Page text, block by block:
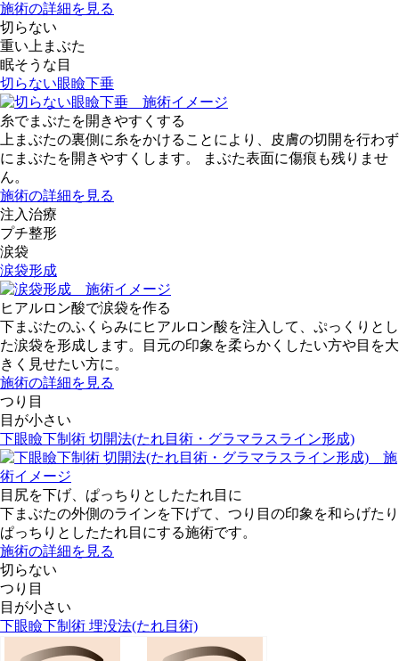
施術の詳細を見る
切らない
重い上まぶた
眠そうな目
切らない眼瞼下垂
糸でまぶたを開きやすくする
上まぶたの裏側に糸をかけることにより、皮膚の切開を行わず
にまぶたを開きやすくします。 まぶた表面に傷痕も残りませ
ん。
施術の詳細を見る
注入治療
プチ整形
涙袋
涙袋形成
ヒアルロン酸で涙袋を作る
下まぶたのふくらみにヒアルロン酸を注入して、ぷっくりとし
た涙袋を形成します。目元の印象を柔らかくしたい方や目を大
きく見せたい方に。
施術の詳細を見る
つり目
目が小さい
下眼瞼下制術 切開法(たれ目術・グラマラスライン形成)
目尻を下げ、ぱっちりとしたたれ目に
下まぶたの外側のラインを下げて、つり目の印象を和らげたり
ぱっちりとしたたれ目にする施術です。
施術の詳細を見る
切らない
つり目
目が小さい
下眼瞼下制術 埋没法(たれ目術)